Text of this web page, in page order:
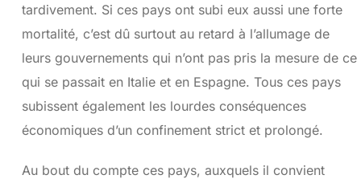
tardivement. Si ces pays ont subi eux aussi une forte
mortalité, c’est dû surtout au retard à l’allumage de
leurs gouvernements qui n’ont pas pris la mesure de ce
qui se passait en Italie et en Espagne. Tous ces pays
subissent également les lourdes conséquences
économiques d’un confinement strict et prolongé.
Au bout du compte ces pays, auxquels il convient